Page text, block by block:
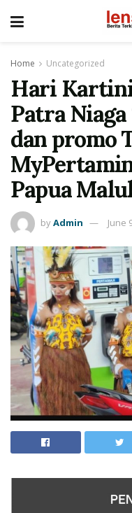
Home Uncategorized
Hari
Patra
dan promo
Papua
byAdmin June